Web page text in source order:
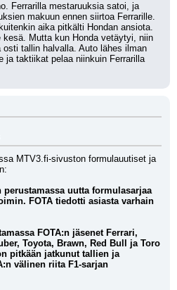
Ferrarilla mestaruuksia satoi, ja
makuun ennen siirtoa Ferrarille.
aika pitkälti Hondan ansiota.
Mutta kun Honda vetäytyi, niin
tallin halvalla. Auto lähes ilman
ja taktiikat pelaa niinkuin Ferrarilla
MTV3.fi-sivuston formulauutiset ja
perustamassa uutta formulasarjaa
FOTA tiedotti asiasta varhain
FOTA:n jäsenet Ferrari,
Toyota, Brawn, Red Bull ja Toro
pitkään jatkunut tallien ja
välinen riita F1-sarjan